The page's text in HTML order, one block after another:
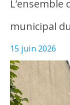
L’ensemble
municipal
15 juin 2026